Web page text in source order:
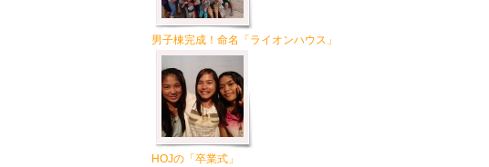
男子棟完成！命名「ライオンハウス」
HOJの「卒業式」